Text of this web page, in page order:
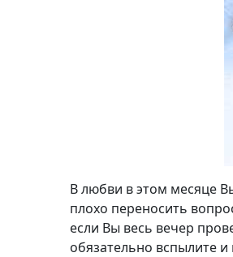
В любви в этом месяце
плохо переносить
если Вы весь вечер
обязательно вспылите